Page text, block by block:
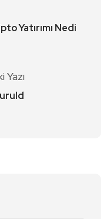
Yatırımı Nedi
Yazı